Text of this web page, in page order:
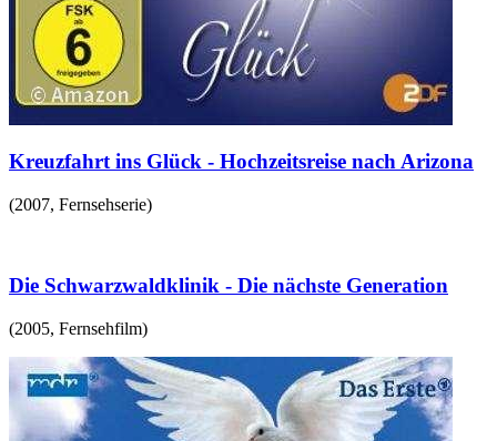
Kreuzfahrt ins Glück - Hochzeitsreise nach Arizona
(2007, Fernsehserie)
Die Schwarzwaldklinik - Die nächste Generation
(2005, Fernsehfilm)